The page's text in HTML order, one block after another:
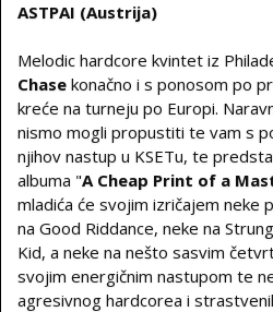
ASTPAI (Austrija)
Melodic hardcore kvintet iz
Chase konačno i s ponosom po
kreće na turneju po Europi.
nismo mogli propustiti te vam s
njihov nastup u KSETu, te
albuma "A Cheap Print of a
mladića će svojim izričajem neke
na Good Riddance, neke na
Kid, a neke na nešto sasvim
svojim energičnim nastupom te
agresivnog hardcorea i